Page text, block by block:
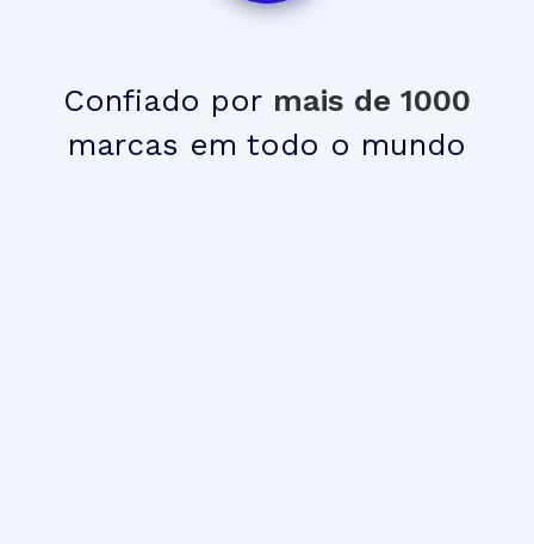
Confiado por mais de 1000
marcas em todo o mundo